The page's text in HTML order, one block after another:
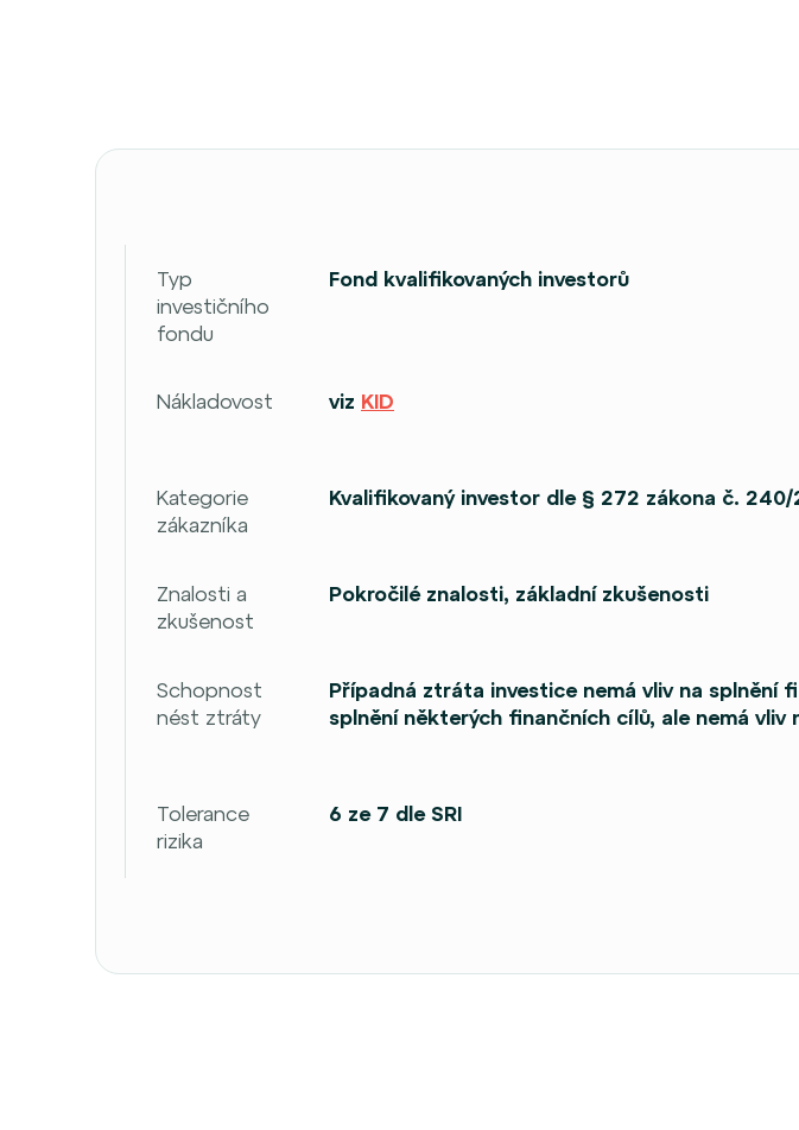
Typ
investičního
fondu
Fond kvalifikovaných investorů
Nákladovost viz KID
Kategorie
zákazníka
Kvalifikovaný investor dle § 272 zákona č. 240/
Znalosti a
zkušenost
Pokročilé znalosti, základní zkušenosti
Schopnost
nést ztráty
Případná ztráta investice nemá vliv na splnění
splnění některých finančních cílů, ale nemá vliv
Tolerance
rizika
6 ze 7 dle SRI